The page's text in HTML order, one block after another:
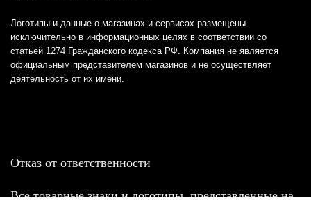
Логотипы и данные о магазинах и сервисах размещены
исключительно в информационных целях в соответствии со
статьей 1274 Гражданского кодекса РФ. Компания не является
официальным представителем магазинов и не осуществляет
деятельность от их имени.
Отказ от ответственности
Все товарные знаки и логотипы, представленные на